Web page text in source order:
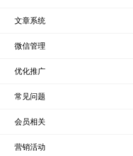
文章系统
微信管理
优化推广
常见问题
会员相关
营销活动